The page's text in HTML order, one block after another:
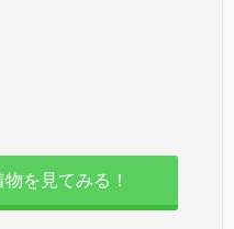
を見てみる！